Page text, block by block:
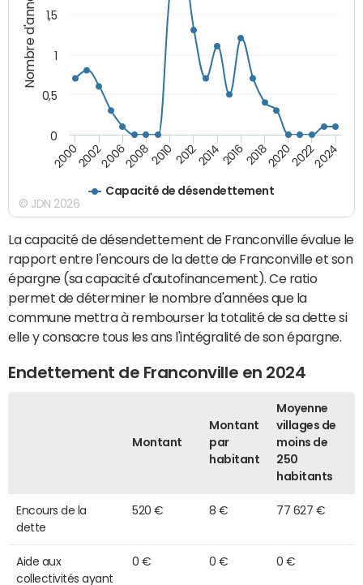
Nombre d'années
Capacité de désendettement
20002002200620082010 2012201420162018202020222024
0
0,5
1
1,5
© JDN 2026
La capacité de désendettement de Franconville évalue le
rapport entre l'encours de la dette de Franconville et son
épargne (sa capacité d'autofinancement). Ce ratio
permet de déterminer le nombre d'années que la
commune mettra à rembourser la totalité de sa dette si
elle y consacre tous les ans l'intégralité de son épargne.
Endettement de Franconville en 2024
Montant
Montant
par
habitant
Moyenne
villages de
moins de
250
habitants
Encours de la
dette
520 € 8 € 77 627 €
Aide aux
collectivités ayant
0 € 0 € 0 €